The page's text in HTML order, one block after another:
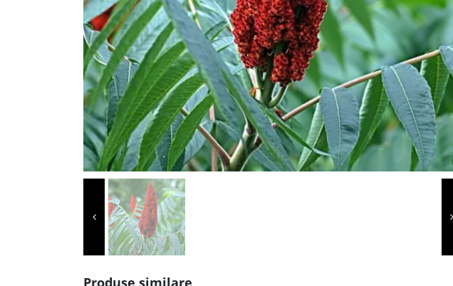
Produse similare